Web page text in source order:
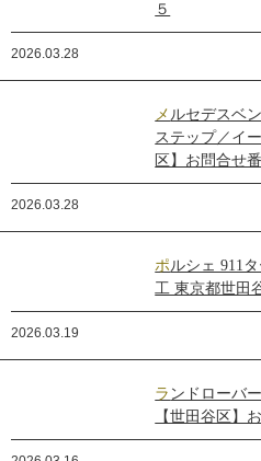
５
2026.03.28
メルセデスベンツ Ｇ４５０ｄ │ 電動サイド
ステップ／イ
区】お問合せ
2026.03.28
ポルシェ 911ターボ／シートクリーニング施
工 東京都世田
2026.03.19
ランドローバー ディフェンダー│カスタム
【世田谷区】